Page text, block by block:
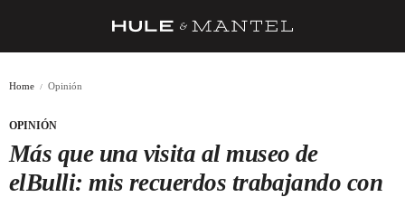
BARRAS Y ESTRELLAS
Home Opinión
OPINIÓN
Más que una visita al museo de
elBulli: mis recuerdos trabajando con